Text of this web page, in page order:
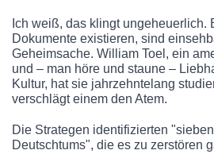
Ich weiß, das klingt ungeheuerlich.
Dokumente existieren, sind
Geheimsache. William Toel, ein
und – man höre und staune –
Kultur, hat sie jahrzehntelang
verschlägt einem den Atem.
Die Strategen identifizierten
Deutschtums", die es zu zerstören